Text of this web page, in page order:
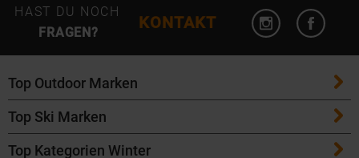
HAST DU NOCH
FRAGEN?
KONTAKT
Instagram
Top Outdoor Marken
Patagonia
Maloja
Top Ski Marken
ATK Bindungen
Top Kategorien Winter